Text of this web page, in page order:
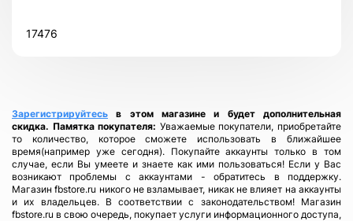
17476
Зарегистрируйтесь
в этом магазине и будет дополнительная
скидка. Памятка покупателя: Уважаемые покупатели, приобретайте
то количество, которое сможете использовать в ближайшее
время(например уже сегодня). Покупайте аккаунты только в том
случае, если Вы умеете и знаете как ими пользоваться! Если у Вас
возникают проблемы с аккаунтами - обратитесь в поддержку.
Магазин fbstore.ru никого не взламывает, никак не влияет на аккаунты
и их владельцев. В соответствии с законодательством! Магазин
fbstore.ru в свою очередь, покупает услуги информационного доступа,